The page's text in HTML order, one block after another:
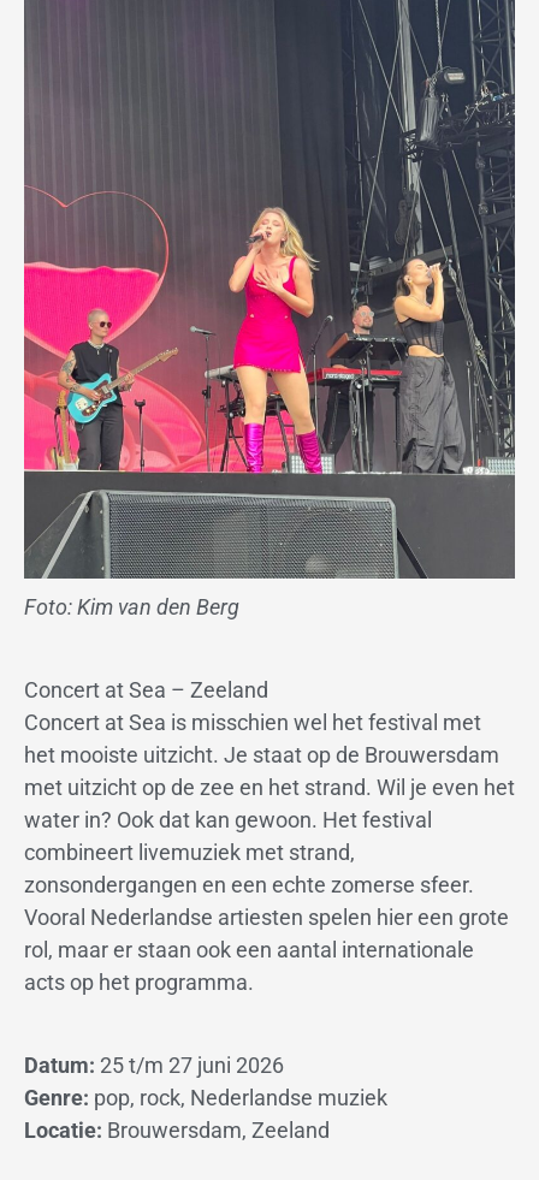
Foto: Kim van den Berg
Concert at Sea – Zeeland
Concert at Sea is misschien wel het festival met
het mooiste uitzicht. Je staat op de Brouwersdam
met uitzicht op de zee en het strand. Wil je even het
water in? Ook dat kan gewoon. Het festival
combineert livemuziek met strand,
zonsondergangen en een echte zomerse sfeer.
Vooral Nederlandse artiesten spelen hier een grote
rol, maar er staan ook een aantal internationale
acts op het programma.
Datum: 25 t/m 27 juni 2026
Genre: pop, rock, Nederlandse muziek
Locatie: Brouwersdam, Zeeland